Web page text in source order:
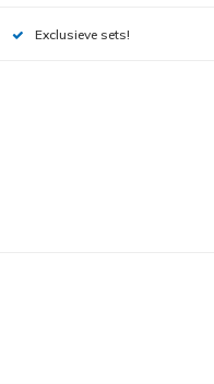
Exclusieve sets!